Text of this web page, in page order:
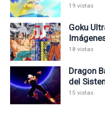
19 vistas
Goku
18 vistas
Dragon
del
15 vistas